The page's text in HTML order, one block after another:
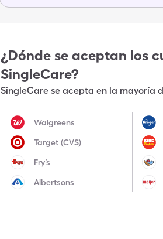
¿Dónde se aceptan los
SingleCare?
SingleCare se acepta en la mayoría
Walgreens
Target (CVS)
Fry’s
Albertsons